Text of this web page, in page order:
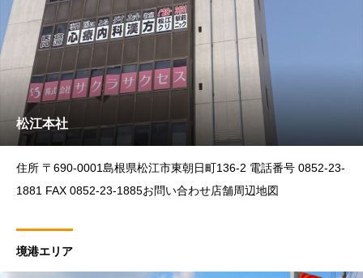
松江本社
住所 〒690-0001島根県松江市東朝日町136-2 電話番号 0852-23-
1881 FAX 0852-23-1885お問い合わせ店舗周辺地図
境港エリア